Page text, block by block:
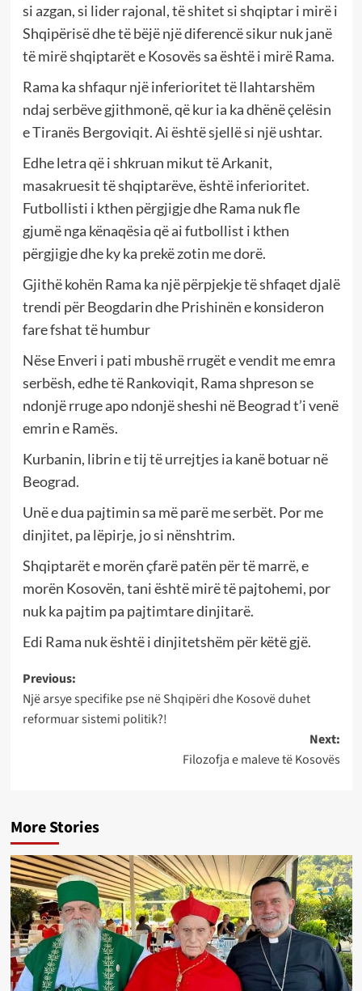
si azgan, si lider rajonal, të shitet si shqiptar i mirë i
Shqipërisë dhe të bëjë një diferencë sikur nuk janë
të mirë shqiptarët e Kosovës sa është i mirë Rama.
Rama ka shfaqur një inferioritet të llahtarshëm
ndaj serbëve gjithmonë, që kur ia ka dhënë çelësin
e Tiranës Bergoviqit. Ai është sjellë si një ushtar.
Edhe letra që i shkruan mikut të Arkanit,
masakruesit të shqiptarëve, është inferioritet.
Futbollisti i kthen përgjigje dhe Rama nuk fle
gjumë nga kënaqësia që ai futbollist i kthen
përgjigje dhe ky ka prekë zotin me dorë.
Gjithë kohën Rama ka një përpjekje të shfaqet djalë
trendi për Beogdarin dhe Prishinën e konsideron
fare fshat të humbur
Nëse Enveri i pati mbushë rrugët e vendit me emra
serbësh, edhe të Rankoviqit, Rama shpreson se
ndonjë rruge apo ndonjë sheshi në Beograd t’i venë
emrin e Ramës.
Kurbanin, librin e tij të urrejtjes ia kanë botuar në
Beograd.
Unë e dua pajtimin sa më parë me serbët. Por me
dinjitet, pa lëpirje, jo si nënshtrim.
Shqiptarët e morën çfarë patën për të marrë, e
morën Kosovën, tani është mirë të pajtohemi, por
nuk ka pajtim pa pajtimtare dinjitarë.
Edi Rama nuk është i dinjitetshëm për këtë gjë.
Post
navigation
Previous:
Një arsye specifike pse në Shqipëri dhe Kosovë duhet
reformuar sistemi politik?!
Next:
Filozofja e maleve të Kosovës
More Stories